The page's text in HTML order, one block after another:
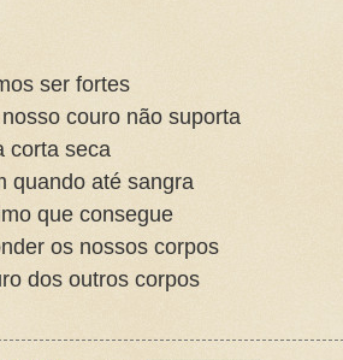
ser fortes
couro não suporta
corta seca
quando até sangra
que consegue
os nossos corpos
dos outros corpos